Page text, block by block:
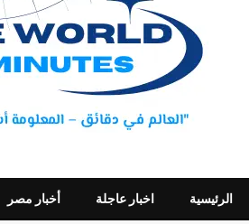
الرئيسية اخبار عاجلة أخبار مصر